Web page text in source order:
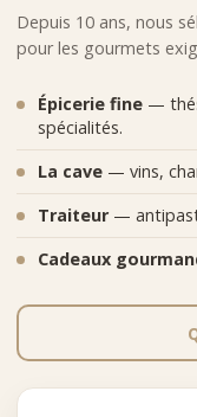
Depuis 10 ans, nous
pour les gourmets
Épicerie fine —
spécialités.
La cave — vins,
Traiteur —
Cadeaux